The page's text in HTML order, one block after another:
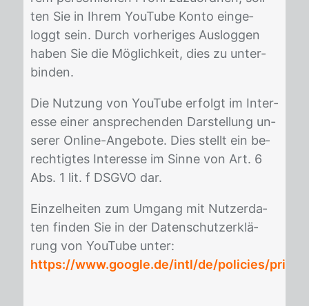
ten Sie in Ih­rem YouTube Kon­to ein­ge­
loggt sein. Durch vor­he­ri­ges Aus­log­gen
ha­ben Sie die Mög­lich­keit, dies zu un­ter­
bin­den.
Die Nut­zung von YouTube er­folgt im In­ter­
es­se ei­ner an­spre­chen­den Dar­stel­lung un­
se­rer On­line-An­ge­bo­te. Dies stellt ein be­
rech­tig­tes In­ter­es­se im Sin­ne von Art. 6
Abs. 1 lit. f DS­GVO dar.
Ein­zel­hei­ten zum Um­gang mit Nut­zer­da­
ten fin­den Sie in der Da­ten­schutz­er­klä­
rung von YouTube un­ter:
https://www.google.de/intl/de/policies/